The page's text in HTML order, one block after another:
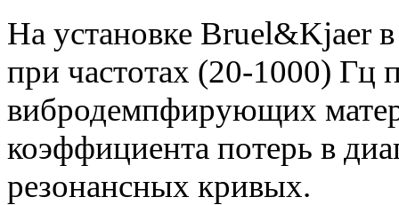
На установке Bruel&Kjaer
при частотах (20-1000) Гц
вибродемпфирующих
коэффициента потерь в
резонансных кривых.